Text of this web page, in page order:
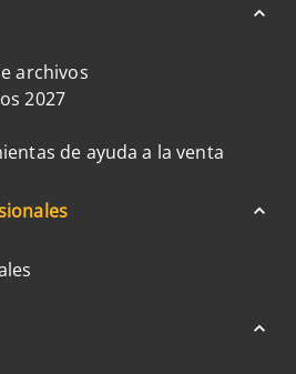
archivos
2027
de ayuda a la venta